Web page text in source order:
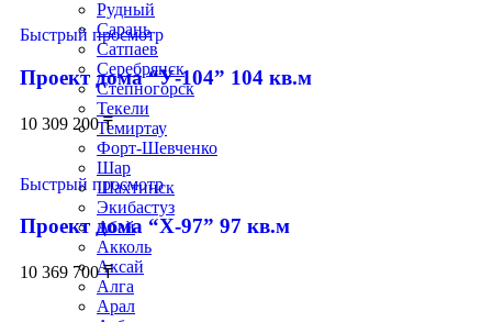
Рудный
Сарань
Сатпаев
Серебрянск
Степногорск
Текели
Темиртау
Форт-Шевченко
Шар
Шахтинск
Экибастуз
Абай
Акколь
Аксай
Алга
Арал
Быстрый просмотр
Проект дома “У-104” 104 кв.м
10 309 200₸
Быстрый просмотр
Проект дома “Х-97” 97 кв.м
10 369 700₸